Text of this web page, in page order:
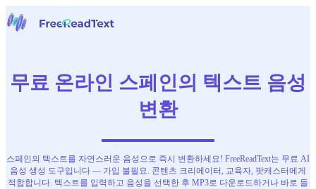
음성을 텍스트로
도구
한국어
무료 온라인 스페인의 텍스트 음성
변환
스페인의 텍스트를 자연스러운 음성으로 즉시 변환하세요! FreeReadText는 무료 AI
음성 생성 도구입니다 — 가입 불필요. 콘텐츠 크리에이터, 교육자, 팟캐스터에게
적합합니다. 텍스트를 입력하고 음성을 선택한 후 MP3로 다운로드하거나 바로 들